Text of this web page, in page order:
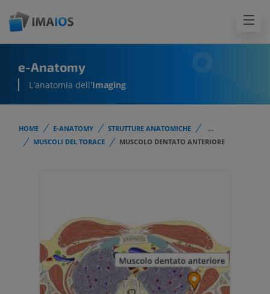
e-Anatomy
L'anatomia dell'Imaging
HOME E-ANATOMY STRUTTURE ANATOMICHE
...
MUSCOLI DEL TORACE
MUSCOLO DENTATO ANTERIORE